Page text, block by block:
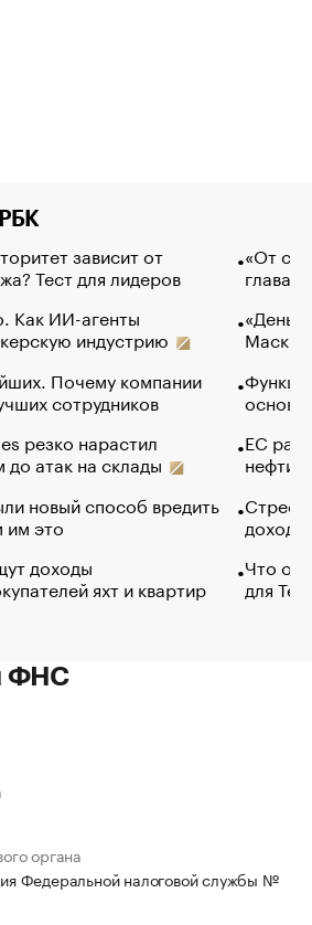
зависит от
Тест для лидеров
Как ИИ-агенты
индустрию
Почему компании
сотрудников
резко нарастил
атак на склады
новый способ вредить
им это
доходы
яхт и квартир
«От
глава
Маск в
основ
ЕС
нефти
Что
для
ФНС
органа
Федеральной налоговой службы №